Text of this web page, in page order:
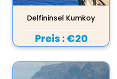
Delfininsel Kumkoy
Preis :€20